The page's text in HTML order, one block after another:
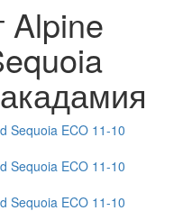
Alpine